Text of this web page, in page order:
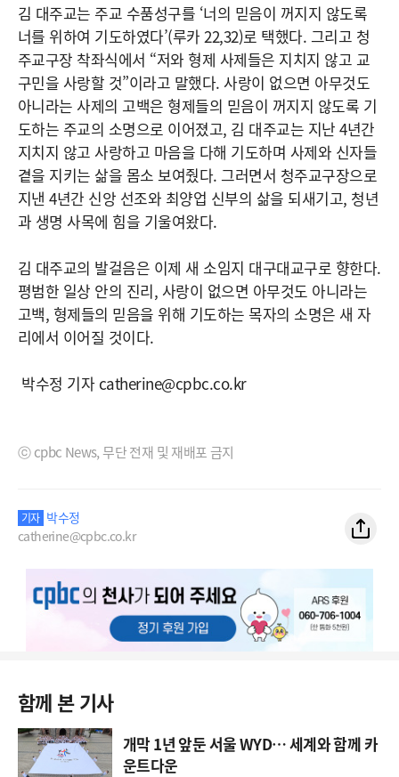
김 대주교는 주교 수품성구를 ‘너의 믿음이 꺼지지 않도록
너를 위하여 기도하였다’(루카 22,32)로 택했다. 그리고 청
주교구장 착좌식에서 “저와 형제 사제들은 지치지 않고 교
구민을 사랑할 것”이라고 말했다. 사랑이 없으면 아무것도
아니라는 사제의 고백은 형제들의 믿음이 꺼지지 않도록 기
도하는 주교의 소명으로 이어졌고, 김 대주교는 지난 4년간
지치지 않고 사랑하고 마음을 다해 기도하며 사제와 신자들
곁을 지키는 삶을 몸소 보여줬다. 그러면서 청주교구장으로
지낸 4년간 신앙 선조와 최양업 신부의 삶을 되새기고, 청년
과 생명 사목에 힘을 기울여왔다.
김 대주교의 발걸음은 이제 새 소임지 대구대교구로 향한다.
평범한 일상 안의 진리, 사랑이 없으면 아무것도 아니라는
고백, 형제들의 믿음을 위해 기도하는 목자의 소명은 새 자
리에서 이어질 것이다.
박수정 기자 catherine@cpbc.co.kr
ⓒ cpbc News, 무단 전재 및 재배포 금지
기자 박수정
catherine@cpbc.co.kr
함께 본 기사
개막 1년 앞둔 서울 WYD… 세계와 함께 카
운트다운